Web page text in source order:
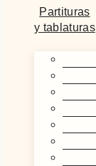
Partituras
y tablaturas